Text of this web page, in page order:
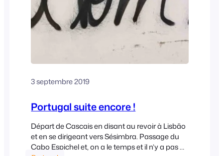
3 septembre 2019
Portugal suite encore !
Départ de Cascais en disant au revoir à Lisbão
et en se dirigeant vers Sésimbra. Passage du
Cabo Espichel et, on a le temps et il n’y a pas de